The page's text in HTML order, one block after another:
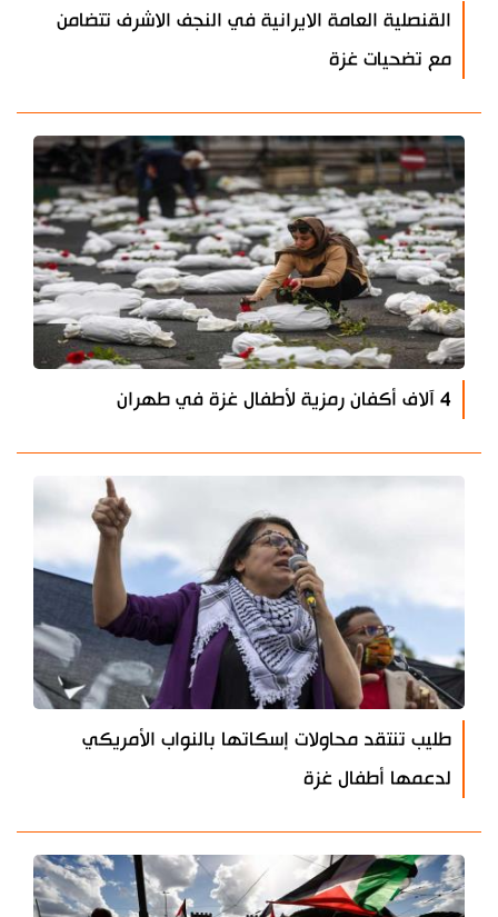
القنصلية العامة الايرانية في النجف الاشرف تتضامن
مع تضحيات غزة
4 آلاف أكفان رمزية لأطفال غزة في طهران
طليب تنتقد محاولات إسكاتها بالنواب الأمريكي
لدعمها أطفال غزة